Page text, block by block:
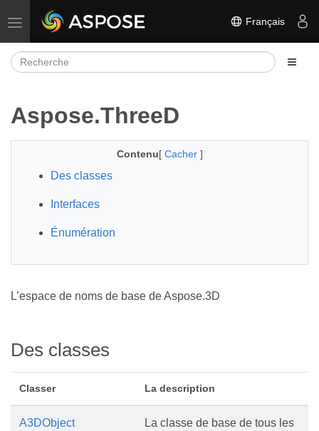
Basculer la navigation Français
Aspose.ThreeD
Contenu[ Cacher ]
Des classes
Interfaces
Énumération
L’espace de noms de base de Aspose.3D
Des classes
Classer La description
A3DObject
La classe de base de tous les